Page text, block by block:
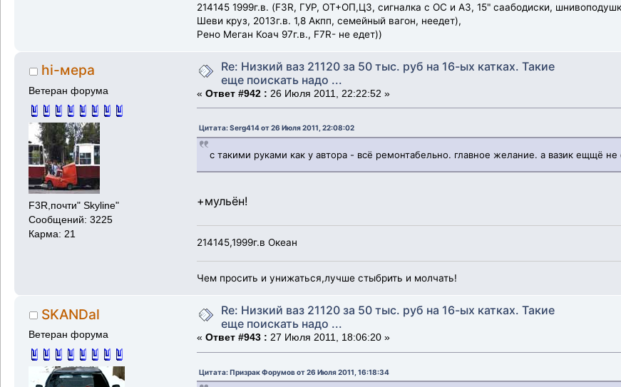
214145 1999г.в. (F3R, ГУР, ОТ+ОП,ЦЗ, сигналка с ОС и АЗ, 15" саабодиски,
Шеви круз, 2013г.в. 1,8 Акпп, семейный вагон, неедет),
Рено Меган Коач 97г.в., F7R- не едет))
hi-мера
Ветеран форума
F3R,почти" Skyline"
Сообщений: 3225
Карма: 21
Re: Низкий ваз 21120 за 50 тыс. руб на 16-ых катках. Такие
еще поискать надо ...
« Ответ #942 : 26 Июля 2011, 22:22:52 »
Цитата: Serg414 от 26 Июля 2011, 22:08:02
с такими руками как у автора - всё ремонтабельно. главное желание. а вазик ещщё
+мульён!
214145,1999г.в Океан
Чем просить и унижаться,лучше стыбрить и молчать!
SKANDal
Ветеран форума
Re: Низкий ваз 21120 за 50 тыс. руб на 16-ых катках. Такие
еще поискать надо ...
« Ответ #943 : 27 Июля 2011, 18:06:20 »
Цитата: Призрак Форумов от 26 Июля 2011, 16:18:34